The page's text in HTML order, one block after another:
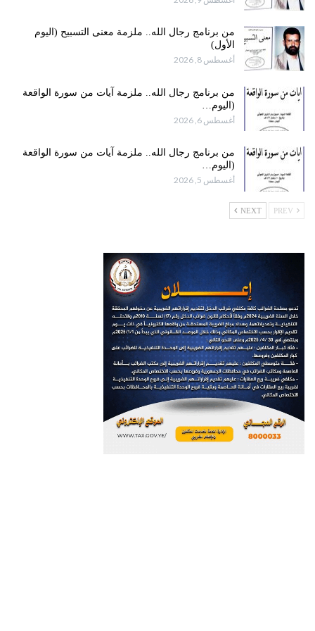
من برنامج رجال الله.. ملزمة معنى التسبيح (اليوم
الأول)
أغسطس 8, 2026
من برنامج رجال الله.. ملزمة آيات من سورة الواقعة
(اليوم…
أغسطس 6, 2026
من برنامج رجال الله.. ملزمة آيات من سورة الواقعة
(اليوم…
أغسطس 5, 2026
NEXT